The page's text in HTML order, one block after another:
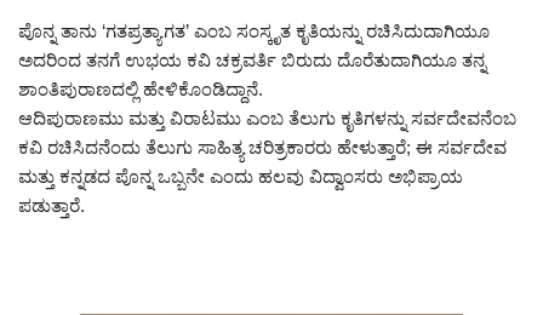
ಪೊನ್ನ ತಾನು ‘ಗತಪ್ರತ್ಯಾಗತ’ ಎಂಬ ಸಂಸ್ಕೃತ ಕೃತಿಯನ್ನು ರಚಿಸಿದುದಾಗಿಯೂ
ಅದರಿಂದ ತನಗೆ ಉಭಯ ಕವಿ ಚಕ್ರವರ್ತಿ ಬಿರುದು ದೊರೆತುದಾಗಿಯೂ ತನ್ನ
ಶಾಂತಿಪುರಾಣದಲ್ಲಿ ಹೇಳಿಕೊಂಡಿದ್ದಾನೆ.
ಆದಿಪುರಾಣಮು ಮತ್ತು ವಿರಾಟಮು ಎಂಬ ತೆಲುಗು ಕೃತಿಗಳನ್ನು ಸರ್ವದೇವನೆಂಬ
ಕವಿ ರಚಿಸಿದನೆಂದು ತೆಲುಗು ಸಾಹಿತ್ಯ ಚರಿತ್ರಕಾರರು ಹೇಳುತ್ತಾರೆ; ಈ ಸರ್ವದೇವ
ಮತ್ತು ಕನ್ನಡದ ಪೊನ್ನ ಒಬ್ಬನೇ ಎಂದು ಹಲವು ವಿದ್ವಾಂಸರು ಅಭಿಪ್ರಾಯ
ಪಡುತ್ತಾರೆ.